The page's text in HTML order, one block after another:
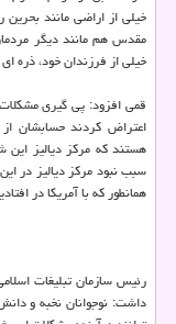
خیلی از اراضی مانند
مقدس هم مانند دیگر
خیلی از فرزندان خود، ذره
قمی افزود: پی گیری
اعتراض كردند حسابشان
هستند كه مركز دیالیز
سبب نبود مركز دیالیز در
همانطور كه با آمریكا در
رئیس سازمان تبلیغات
داشت: نوجوانان نخبه و